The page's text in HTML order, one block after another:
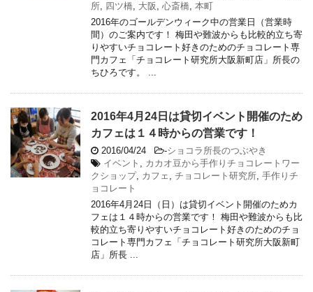
所, 四ツ橋, 大阪 , 心斎橋, 本町
2016年のゴールデンウィーク中の営業日（営業時
間）のご案内です！ 梅田や難波からも比較的立ち寄
りやすいチョコレート好きのためのチョコレート専
門カフェ「チョコレート研究所大阪新町店」所長の
ちひろです。 ...
2016年4月24日は貸切イベント開催のため
カフェは１４時からの営業です！
2016/04/24 -ショコラ所長のつぶやき
イベント , カカオ豆から手作りチョコレートワー
クショップ, カフェ , チョコレート研究所, 手作りチ
ョコレート
2016年4月24日（日）は貸切イベント開催のためカ
フェは１４時からの営業です！ 梅田や難波からも比
較的立ち寄りやすいチョコレート好きのためのチョ
コレート専門カフェ「チョコレート研究所大阪新町
店」所長 ...